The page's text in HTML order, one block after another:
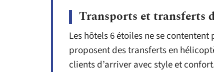
Transports et transferts
Les hôtels 6 étoiles ne se
proposent des transferts en
clients d’arriver avec style et